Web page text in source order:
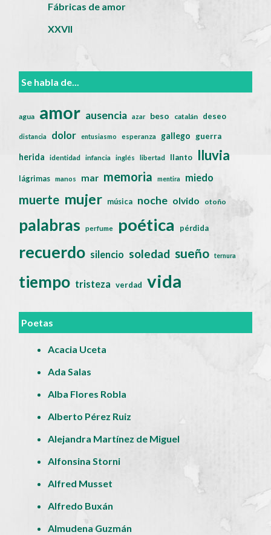
Fábricas de amor
XXVII
Se habla de...
agua amor ausencia azar beso catalán deseo
distancia dolor entusiasmo esperanza gallego guerra
herida identidad infancia inglés libertad llanto lluvia
lágrimas manos mar memoria mentira miedo
muerte mujer música noche olvido otoño
palabras perfume poética pérdida
recuerdo silencio soledad sueño ternura
tiempo tristeza verdad vida
Poetas
Acacia Uceta
Ada Salas
Alba Flores Robla
Alberto Pérez Ruiz
Alejandra Martínez de Miguel
Alfonsina Storni
Alfred Musset
Alfredo Buxán
Almudena Guzmán